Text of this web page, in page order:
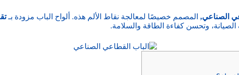
الصناعي, المصمم خصيصًا لمعالجة نقاط الألم هذه. ألواح الباب مزودة بـ
وتحسن كفاءة الطاقة والسلامة.